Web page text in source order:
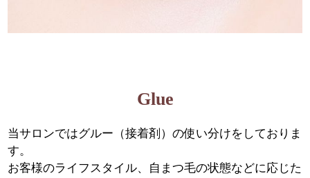
Glue
当サロンではグルー（接着剤）の使い分けをしておりま
す。
お客様のライフスタイル、自まつ毛の状態などに応じた